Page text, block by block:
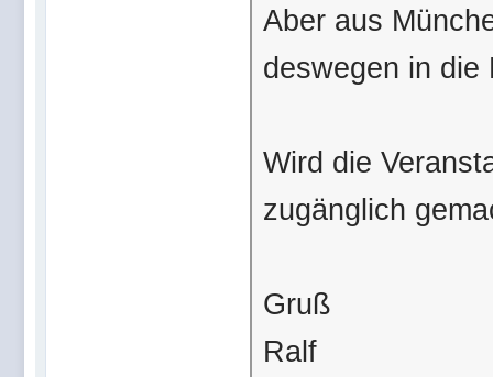
Aber aus
deswegen in die
Wird die
zugänglich
Gruß
Ralf